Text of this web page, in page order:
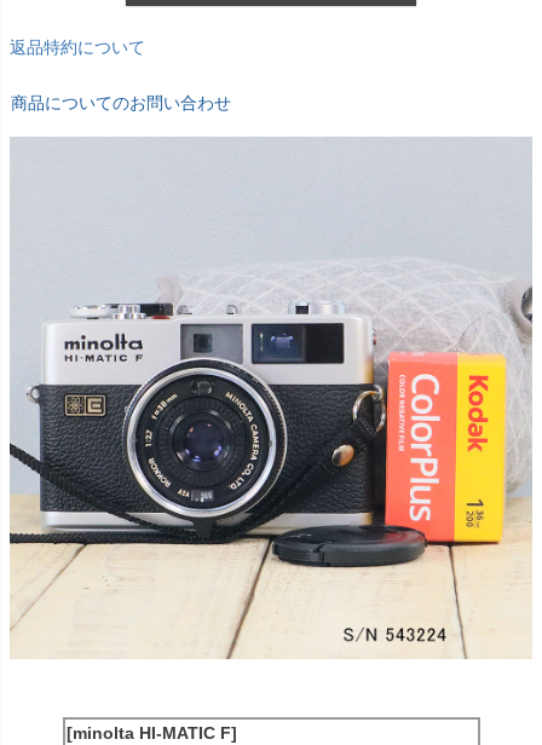
返品特約について
商品についてのお問い合わせ
[minolta HI-MATIC F]